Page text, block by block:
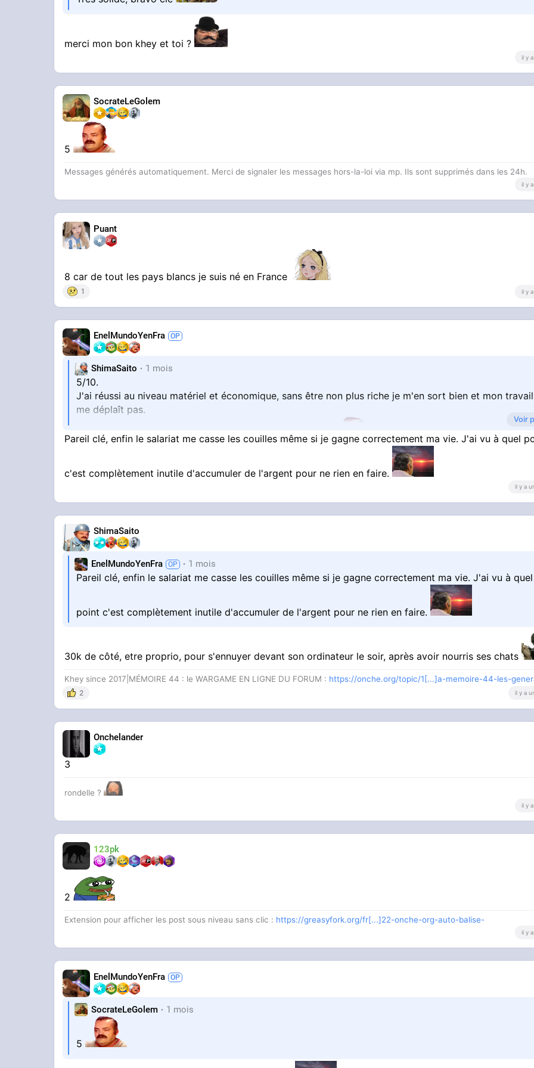
merci mon bon khey et toi ?
il y
SocrateLeGolem
5
Messages générés automatiquement. Merci de signaler les messages hors-la-loi via mp. Ils sont supprimés dans les 24h.
il y
Puant
8 car de tout les pays blancs je suis né en France
1 il y
EnelMundoYenFra
ShimaSaito 1 mois
5/10.
J'ai réussi au niveau matériel et économique, sans être non plus riche je m'en sort bien et mon
me déplaît pas.
Mais niveau vie perso, vie sentimentale c'est le trou noir
Une femme changerais clairement ma vie
Voir
Pareil clé, enfin le salariat me casse les couilles même si je gagne correctement ma vie. J'ai vu à quel
c'est complètement inutile d'accumuler de l'argent pour ne rien en faire.
il y a
ShimaSaito
EnelMundoYenFra 1 mois
Pareil clé, enfin le salariat me casse les couilles même si je gagne correctement ma vie. J'ai vu à quel
point c'est complètement inutile d'accumuler de l'argent pour ne rien en faire.
30k de côté, etre proprio, pour s'ennuyer devant son ordinateur le soir, après avoir nourris ses chats
Khey since 2017|MÉMOIRE 44 : le WARGAME EN LIGNE DU FORUM : https://onche.org/topic/1[...]a-memoire-44-les-
2 il y a
Onchelander
3
rondelle ?
il y
123pk
2
Extension pour afficher les post sous niveau sans clic : https://greasyfork.org/fr[...]22-onche-org-auto-balise-
il y
EnelMundoYenFra
SocrateLeGolem 1 mois
5